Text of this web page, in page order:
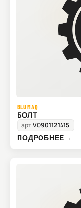
BLUMAQ
БОЛТ
арт.VO901121415
ПОДРОБНЕЕ→